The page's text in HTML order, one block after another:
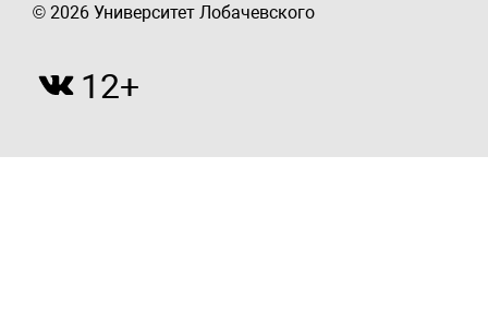
© 2026 Университет Лобачевского
12+